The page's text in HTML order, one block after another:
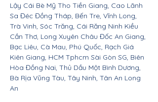
Lậy Cái Bè Mỹ Tho Tiền Giang, Cao Lãnh
Sa Đéc Đồng Tháp, Bến Tre, Vĩnh Long,
Trà Vinh, Sóc Trăng, Cái Răng Ninh Kiều
Cần Thơ, Long Xuyên Châu Đốc An Giang,
Bạc Liêu, Cà Mau, Phú Quốc, Rạch Giá
Kiên Giang, HCM Tphcm Sài Gòn SG, Biên
Hòa Đồng Nai, Thủ Dầu Một Bình Dương,
Bà Rịa Vũng Tàu, Tây Ninh, Tân An Long
An